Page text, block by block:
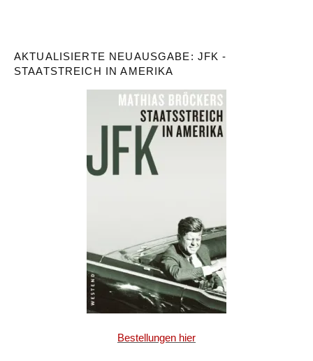
AKTUALISIERTE NEUAUSGABE: JFK -
STAATSTREICH IN AMERIKA
Bestellungen hier